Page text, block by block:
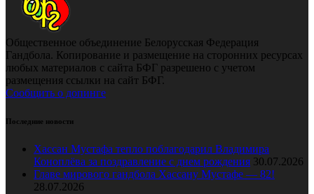
Общественное объединение Белорусская Федерация
Гандбола. Копирование и размещение на сторонних ресурсах
любых материалов с сайта БФГ разрешено с учетом
размещения ссылки на сайт БФГ.
Сообщить о допинге
Последние новости
Хассан Мустафа тепло поблагодарил Владимира
Коноплёва за поздравление с днем рождения 30.07.2026
Главе мирового гандбола Хассану Мустафе — 82!
28.07.2026